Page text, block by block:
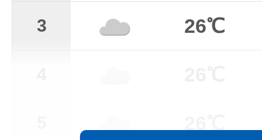
3 26℃